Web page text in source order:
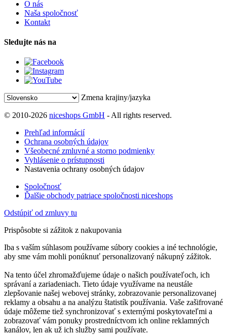
O nás
Naša spoločnosť
Kontakt
Sledujte nás na
Zmena krajiny/jazyka
© 2010-2026 niceshops GmbH - All rights reserved.
Prehľad informácií
Ochrana osobných údajov
Všeobecné zmluvné a storno podmienky
Vyhlásenie o prístupnosti
Nastavenia ochrany osobných údajov
Spoločnosť
Ďalšie obchody patriace spoločnosti niceshops
Odstúpiť od zmluvy tu
Prispôsobte si zážitok z nakupovania
Iba s vaším súhlasom používame súbory cookies a iné technológie,
aby sme vám mohli ponúknuť personalizovaný nákupný zážitok.
Na tento účel zhromažďujeme údaje o našich používateľoch, ich
správaní a zariadeniach. Tieto údaje využívame na neustále
zlepšovanie našej webovej stránky, zobrazovanie personalizovanej
reklamy a obsahu a na analýzu štatistík používania. Vaše zašifrované
údaje môžeme tiež synchronizovať s externými poskytovateľmi a
zobrazovať vám ponuky prostredníctvom ich online reklamných
kanálov, len ak už ich služby sami používate.